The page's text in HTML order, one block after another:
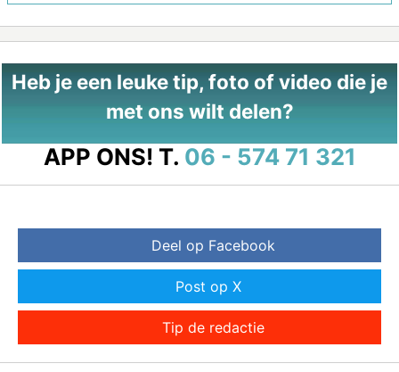
Heb je een leuke tip, foto of video die je
met ons wilt delen?
APP ONS! T. 06 - 574 71 321
Deel op Facebook
Post op X
Tip de redactie